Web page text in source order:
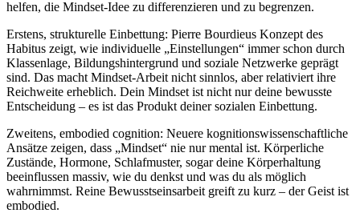
helfen, die Mindset-Idee zu differenzieren und zu begrenzen.
Erstens, strukturelle Einbettung: Pierre Bourdieus Konzept des
Habitus zeigt, wie individuelle „Einstellungen“ immer schon durch
Klassenlage, Bildungshintergrund und soziale Netzwerke geprägt
sind. Das macht Mindset-Arbeit nicht sinnlos, aber relativiert ihre
Reichweite erheblich. Dein Mindset ist nicht nur deine bewusste
Entscheidung – es ist das Produkt deiner sozialen Einbettung.
Zweitens, embodied cognition: Neuere kognitionswissenschaftliche
Ansätze zeigen, dass „Mindset“ nie nur mental ist. Körperliche
Zustände, Hormone, Schlafmuster, sogar deine Körperhaltung
beeinflussen massiv, wie du denkst und was du als möglich
wahrnimmst. Reine Bewusstseinsarbeit greift zu kurz – der Geist ist
embodied.